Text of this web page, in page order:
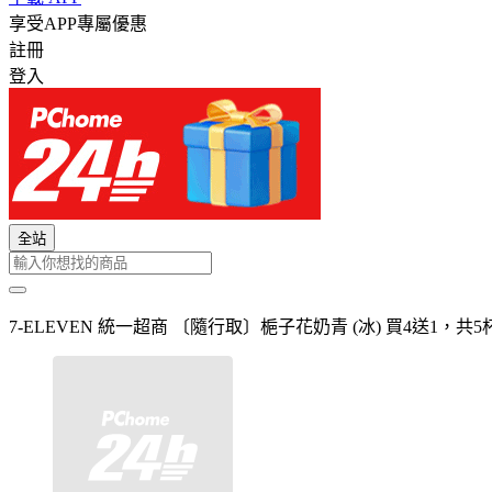
享受APP專屬優惠
註冊
登入
全站
7-ELEVEN 統一超商 〔隨行取〕梔子花奶青 (冰) 買4送1，共5